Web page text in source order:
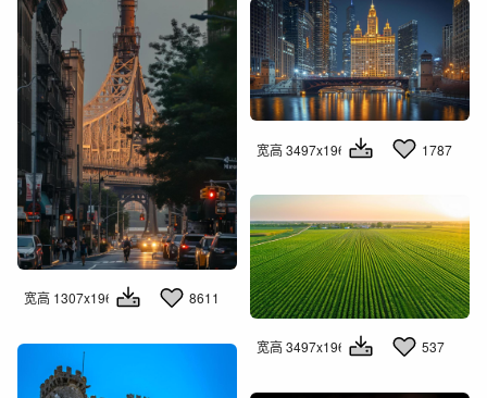
宽高 1307x1960 8611
宽高 3497x1960 1787
宽高 3497x1960 537